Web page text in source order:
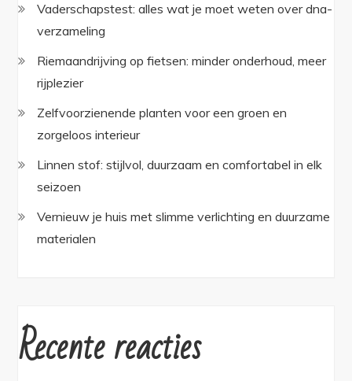
Vaderschapstest: alles wat je moet weten over dna-
verzameling
Riemaandrijving op fietsen: minder onderhoud, meer
rijplezier
Zelfvoorzienende planten voor een groen en
zorgeloos interieur
Linnen stof: stijlvol, duurzaam en comfortabel in elk
seizoen
Vernieuw je huis met slimme verlichting en duurzame
materialen
Recente reacties